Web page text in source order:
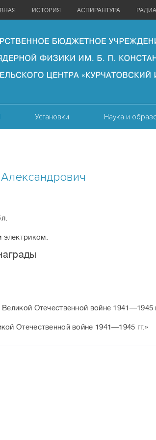
ИСТОРИЯ АСПИРАНТУРА
Установки Наука и
Отечественной войне 1941—1945
Отечественной войне 1941—1945 гг.»